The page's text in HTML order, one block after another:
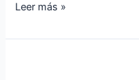
Leer más »